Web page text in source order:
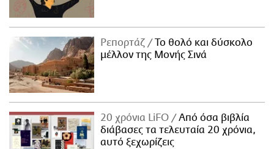
Ρεπορτάζ
Το θολό και δύσκολο
μέλλον της Μονής Σινά
20 χρόνια LiFO
Από όσα βιβλία
διάβασες τα τελευταία 20 χρόνια,
αυτό ξεχωρίζεις